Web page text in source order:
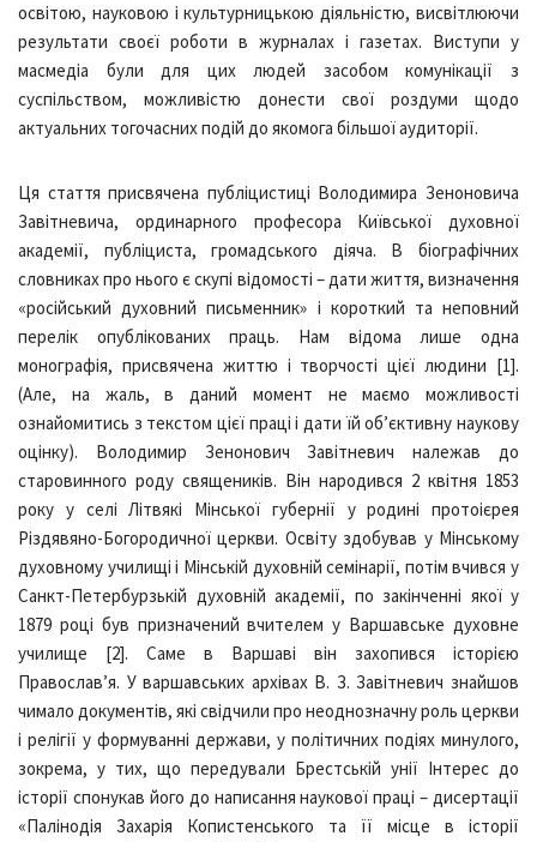
освітою, науковою і культурницькою діяльністю, висвітлюючи
результати своєї роботи в журналах і газетах. Виступи у
масмедіа були для цих людей засобом комунікації з
суспільством, можливістю донести свої роздуми щодо
актуальних тогочасних подій до якомога більшої аудиторії.
Ця стаття присвячена публіцистиці Володимира Зеноновича
Завітневича, ординарного професора Київської духовної
академії, публіциста, громадського діяча. В біографічних
словниках про нього є скупі відомості – дати життя, визначення
«російський духовний письменник» і короткий та неповний
перелік опублікованих праць. Нам відома лише одна
монографія, присвячена життю і творчості цієї людини [1].
(Але, на жаль, в даний момент не маємо можливості
ознайомитись з текстом цієї праці і дати їй об’єктивну наукову
оцінку). Володимир Зенонович Завітневич належав до
старовинного роду священиків. Він народився 2 квітня 1853
року у селі Літвякі Мінської губернії у родині протоієрея
Різдявяно-Богородичної церкви. Освіту здобував у Мінському
духовному училищі і Мінській духовній семінарії, потім вчився у
Санкт-Петербурзькій духовній академії, по закінченні якої у
1879 році був призначений вчителем у Варшавське духовне
училище [2]. Саме в Варшаві він захопився історією
Православ’я. У варшавських архівах В. З. Завітневич знайшов
чимало документів, які свідчили про неоднозначну роль церкви
і релігії у формуванні держави, у політичних подіях минулого,
зокрема, у тих, що передували Брестській унії Інтерес до
історії спонукав його до написання наукової праці – дисертації
«Палінодія Захарія Копистенського та її місце в історії